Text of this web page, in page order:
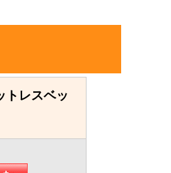
トレスベッ